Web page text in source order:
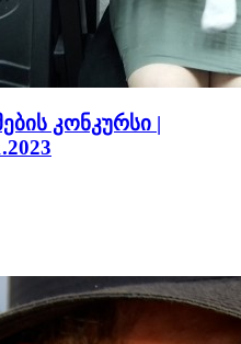
კონკურსი |